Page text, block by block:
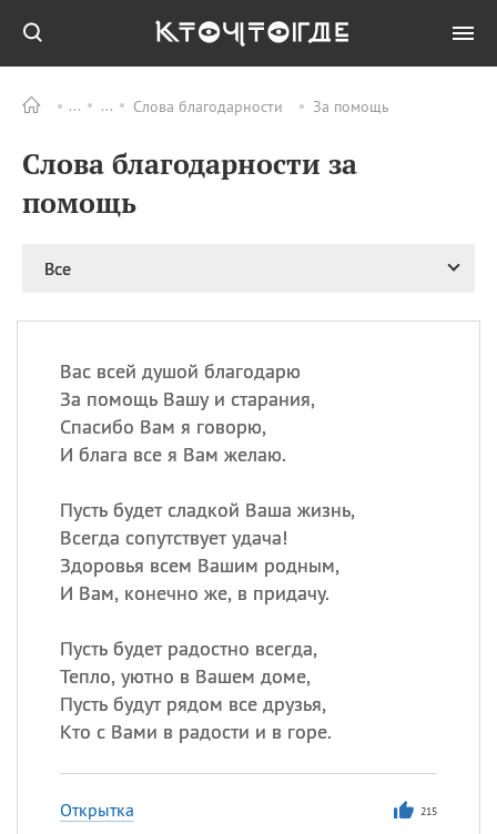
Слова благодарности За помощь
Слова благодарности за
помощь
Все
Вас всей душой благодарю
За помощь Вашу и старания,
Спасибо Вам я говорю,
И блага все я Вам желаю.
Пусть будет сладкой Ваша жизнь,
Всегда сопутствует удача!
Здоровья всем Вашим родным,
И Вам, конечно же, в придачу.
Пусть будет радостно всегда,
Тепло, уютно в Вашем доме,
Пусть будут рядом все друзья,
Кто с Вами в радости и в горе.
Открытка 215
ПРАЗДНИКИ
08.08 День «Счастье
великомученика
покровителя всех
врачей и целителя
больных
09.08
ИМЕНА
Сегодня празднуют именины
Александр
Анна
Посмотреть значениеи